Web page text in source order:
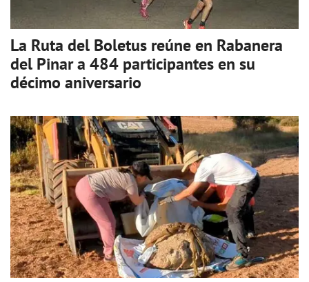
La Ruta del Boletus reúne en Rabanera
del Pinar a 484 participantes en su
décimo aniversario